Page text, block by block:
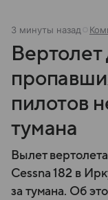
3 минуты назад
Вертолет
пилотов
тумана
Вылет
Cessna 182 в
за тумана. Об